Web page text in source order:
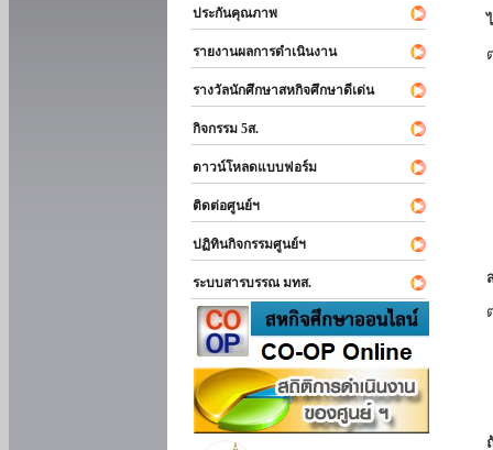
ประกันคุณภาพ
รายงานผลการดำเนินงาน
รางวัลนักศึกษาสหกิจศึกษาดีเด่น
กิจกรรม 5ส.
ดาวน์โหลดแบบฟอร์ม
ติดต่อศูนย์ฯ
ปฏิทินกิจกรรมศูนย์ฯ
ระบบสารบรรณ มทส.